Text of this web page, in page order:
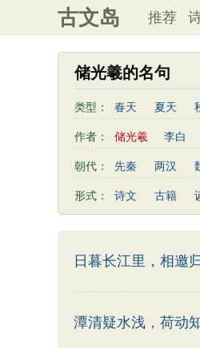
古文岛 推荐
储光羲的名句
类型： 春天 夏天
友情
感恩
端午节
七夕节
作者： 储光羲 李白
秦观
曹植
温庭筠
谢灵运
范成大
卢照邻
朝代： 先秦 两汉
形式： 诗文 古籍
日暮长江里，相邀
潭清疑水浅，荷动